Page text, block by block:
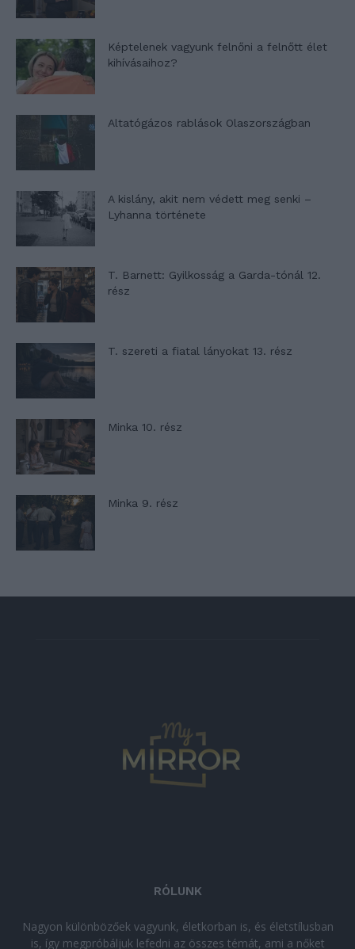
Képtelenek vagyunk felnőni a felnőtt élet
kihívásaihoz?
Altatógázos rablások Olaszországban
A kislány, akit nem védett meg senki –
Lyhanna története
T. Barnett: Gyilkosság a Garda-tónál 12.
rész
T. szereti a fiatal lányokat 13. rész
Minka 10. rész
Minka 9. rész
RÓLUNK
Nagyon különbözőek vagyunk, életkorban is, és életstílusban
is, így megpróbáljuk lefedni az összes témát, ami a nőket